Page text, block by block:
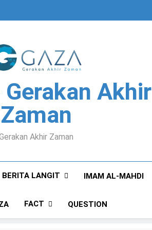
Gerakan Akhir
Zaman
Akhir Zaman
BERITA LANGIT IMAM AL-MAHDI
FACT QUESTION